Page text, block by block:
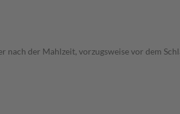
nach der Mahlzeit, vorzugsweise vor dem